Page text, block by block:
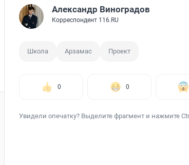
Александр Виноградов
Корреспондент 116.RU
Школа Арзамас Проект
0 0
Увидели опечатку? Выделите фрагмент и нажмите